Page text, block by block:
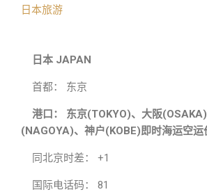
日本旅游
日本 JAPAN
首都： 东京
港口： 东京(TOKYO)、大阪
(NAGOYA)、神户(KOBE)即时海运空运
同北京时差： +1
国际电话码： 81